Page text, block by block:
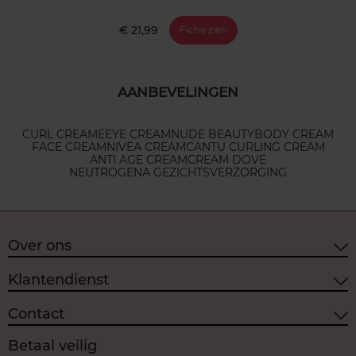
€ 21,99 Fiche zien
AANBEVELINGEN
CURL CREAMEEYE CREAMNUDE BEAUTYBODY CREAM
FACE CREAMNIVEA CREAMCANTU CURLING CREAM
ANTI AGE CREAMCREAM DOVE
NEUTROGENA GEZICHTSVERZORGING
Over ons
Klantendienst
Contact
Betaal veilig